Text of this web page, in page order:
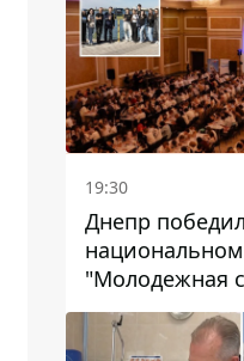
19:30
Днепр
"Молодежная
Украины –